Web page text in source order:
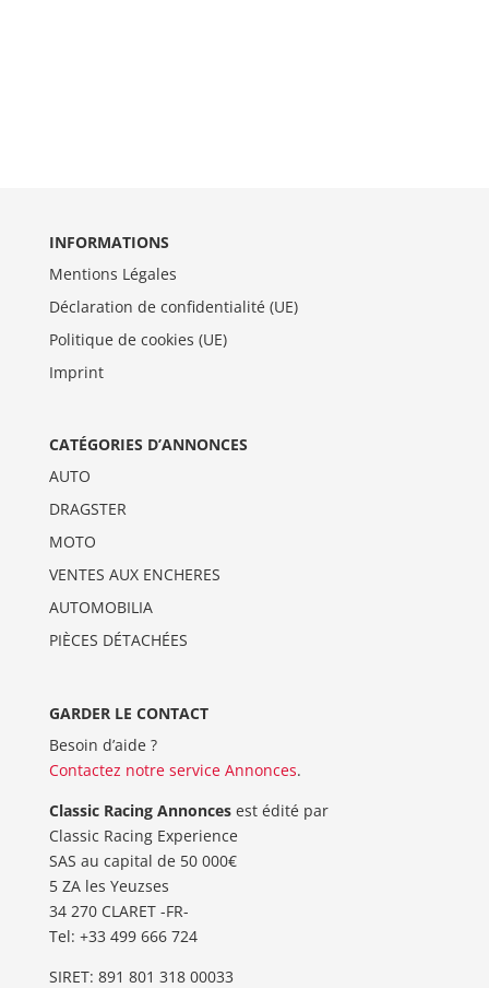
INFORMATIONS
Mentions Légales
Déclaration de confidentialité (UE)
Politique de cookies (UE)
Imprint
CATÉGORIES D’ANNONCES
AUTO
DRAGSTER
MOTO
VENTES AUX ENCHERES
AUTOMOBILIA
PIÈCES DÉTACHÉES
GARDER LE CONTACT
Besoin d’aide ?
Contactez notre service Annonces.
Classic Racing Annoncesest édité par
Classic Racing Experience
SAS au capital de 50 000€
5 ZA les Yeuzses
34 270 CLARET -FR-
Tel: ‭+33 499 666 724‬
SIRET: 891 801 318 00033